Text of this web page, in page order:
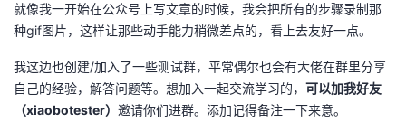
就像我一开始在公众号上写文章的时候，我会把所有的步骤录制那
种gif图片，这样让那些动手能力稍微差点的，看上去友好一点。
我这边也创建/加入了一些测试群，平常偶尔也会有大佬在群里分享
自己的经验，解答问题等。想加入一起交流学习的， 可以加我好友
（xiaobotester） 邀请你们进群。添加记得备注一下来意。